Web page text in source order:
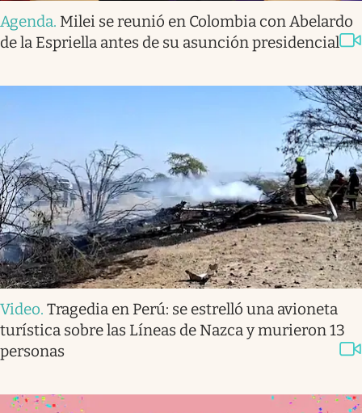
Agenda. Milei se reunió en Colombia con Abelardo
de la Espriella antes de su asunción presidencial
Video. Tragedia en Perú: se estrelló una avioneta
turística sobre las Líneas de Nazca y murieron 13
personas